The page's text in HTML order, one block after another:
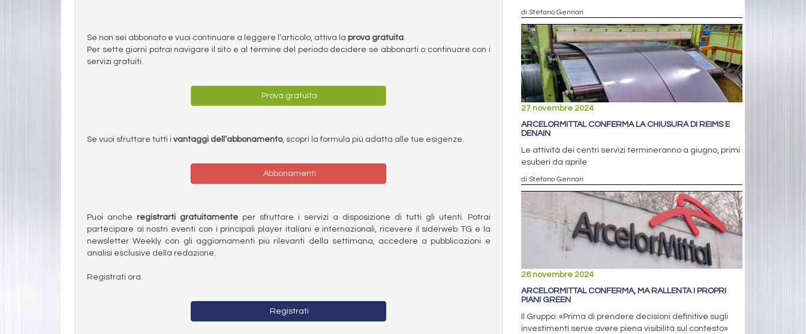
Se non sei abbonato e vuoi continuare a leggere l’articolo, attiva la prova gratuita.
Per sette giorni potrai navigare il sito e al termine del periodo decidere se abbonarti o continuare con i
servizi gratuiti.
Prova gratuita
Se vuoi sfruttare tutti i vantaggi dell’abbonamento, scopri la formula più adatta alle tue esigenze.
Abbonamenti
Puoi anche registrarti gratuitamenteper sfruttare i servizi a disposizione di tutti gli utenti. Potrai
partecipare ai nostri eventi con i principali player italiani e internazionali, ricevere il siderweb TG e la
newsletter Weekly con gli aggiornamenti più rilevanti della settimana, accedere a pubblicazioni e
analisi esclusive della redazione.
Registrati ora.
Registrati
di Stefano Gennari
27 novembre 2024
ARCELORMITTAL CONFERMA LA CHIUSURA DI REIMS E
DENAIN
Le attività dei centri servizi termineranno a giugno, primi
esuberi da aprile
di Stefano Gennari
26 novembre 2024
ARCELORMITTAL CONFERMA, MA RALLENTA I PROPRI
PIANI GREEN
Il Gruppo: «Prima di prendere decisioni definitive sugli
investimenti serve avere piena visibilità sul contesto»